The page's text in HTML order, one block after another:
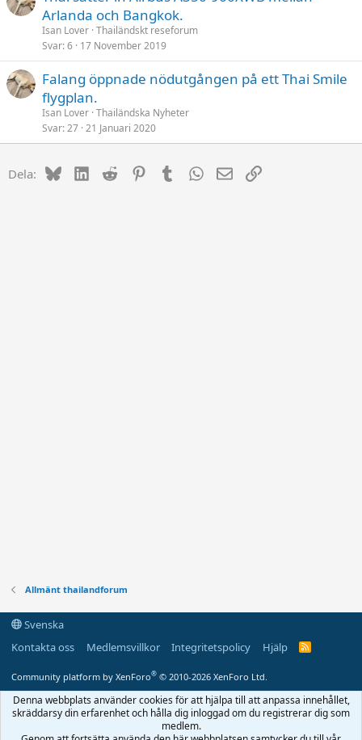
Arlanda och Bangkok.
Isan Lover Thailändskt reseforum
Svar 6 17 November 2019
Falang öppnade nödutgången på ett Thai Smile
flygplan.
Isan Lover Thailändska Nyheter
Svar 27 21 Januari 2020
Dela: BlueskyLinkedIn
Reddit PinterestTumblrWhatsApp
E-postLänk
Allmänt thailandforum
Svenska
Kontakta oss
Medlemsvillkor Integritetspolicy Hjälp
R
Community platform by XenForo® © 2010-2026 XenForo Ltd.
Denna webbplats använder cookies för att hjälpa till att anpassa innehållet,
skräddarsy din erfarenhet och hålla dig inloggad om du registrerar dig som
medlem.